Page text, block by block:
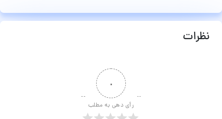
نظرات
۰
رأی دهی به مطلب